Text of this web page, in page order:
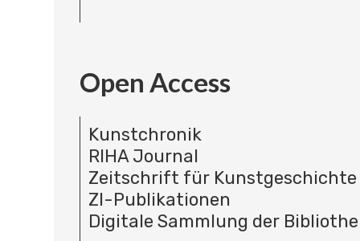
Open Access
Kunstchronik
RIHA Journal
Zeitschrift für Kunstgeschichte
ZI-Publikationen
Digitale Sammlung der